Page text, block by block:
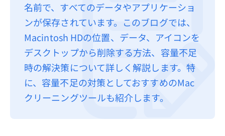
利用規約
返金について
名前で、すべてのデータやアプリケーショ
ンが保存されています。このブログでは、
Macintosh HDの位置、データ、アイコンを
デスクトップから削除する方法、容量不足
時の解決策について詳しく解説します。特
に、容量不足の対策としておすすめのMac
クリーニングツールも紹介します。